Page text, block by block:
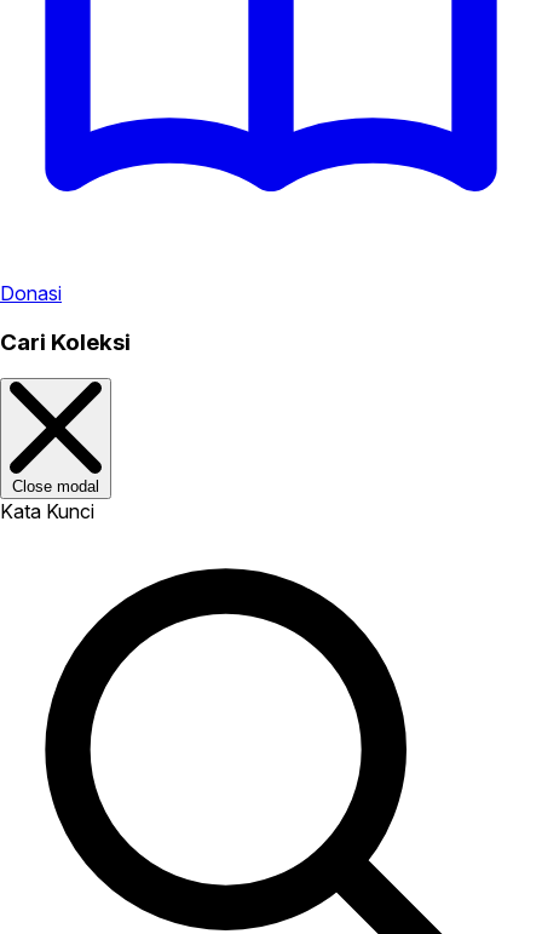
Donasi
Cari Koleksi
Close modal
Kata Kunci